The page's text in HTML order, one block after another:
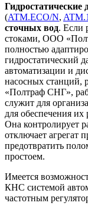
Гидростатические
(ATM.ECO/N,
сточных вод. Если
стоками, ООО
полностью
гидростатический
автоматизации и
насосных станций,
«Полтраф СНГ»,
служит для
для обеспечения их
Она контролирует
отключает агрегат
предотвратить
простоем.
Имеется
КНС системой
частотным